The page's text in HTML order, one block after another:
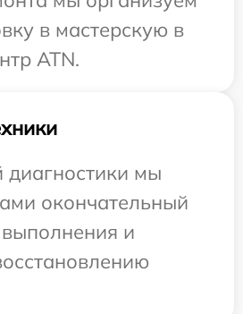
в мастерскую в
ATN.
диагностики мы
окончательный
выполнения и